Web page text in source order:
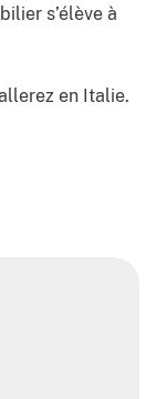
s’élève à
en Italie.
X sur Pinterest